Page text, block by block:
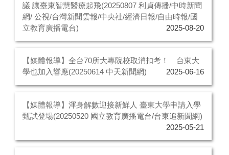
議 讓臺東智慧醫療起飛(20250807 利貞傳播/中時新聞
網/ 公視/台灣新聞雲報/中央社/經濟日報/自由時報/國
立教育廣播電台)
2025-08-20
【媒體報導】全台70所大專院校取消扣考！ 台東大
學也加入響應(20250614 中天新聞網)
2025-06-16
【媒體報導】渾身解數迎接新鮮人 臺東大學申請入學
甄試登場(20250520 國立教育廣播電台/台東追新聞網)
2025-05-21